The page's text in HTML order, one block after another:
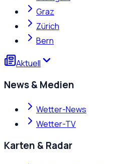
Graz
Zürich
Bern
Aktuell
News & Medien
Wetter-News
Wetter-TV
Karten & Radar